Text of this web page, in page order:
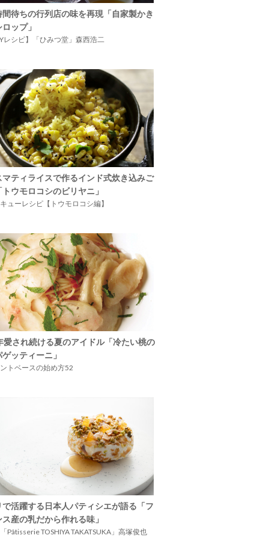
間待ちの行列店の味を再現「自家製かき
ップ」
レシピ】「ひみつ堂」森西浩二
マティライスで作るインド式炊き込みご
ウモロコシのビリヤニ」
ューレシピ【トウモロコシ編】
愛され続ける夏のアイドル「冷たい桃の
ッティーニ」
トベースの始め方52
で活躍する日本人パティシエが語る「フ
産の乳だから作れる味」
Pâtisserie TOSHIYA TAKATSUKA」高塚俊也